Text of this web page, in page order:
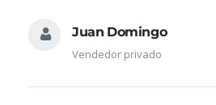
Juan Domingo
Vendedor privado